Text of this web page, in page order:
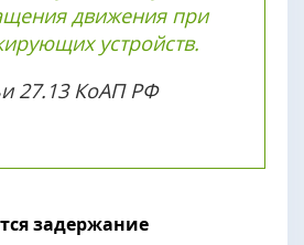
движения при
устройств.
27.13 КоАП РФ
задержание